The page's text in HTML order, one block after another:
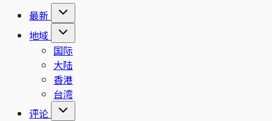
最新
地域
国际
大陆
香港
台湾
评论